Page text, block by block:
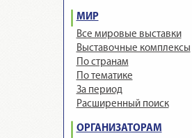
МИР
Все мировые выставки
Выставочные комплексы
По странам
По тематике
За период
Расширенный поиск
ОРГАНИЗАТОРАМ